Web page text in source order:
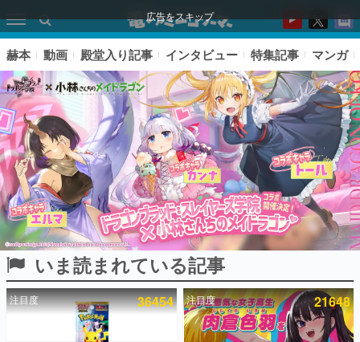
広告をスキップ
ピックアップ
電ファミのいま読まれている記事ランキング
赫本 動画 殿堂入り記事 インタビュー 特集記事 マンガ
いま読まれている記事
注目度 36454 注目度 21648